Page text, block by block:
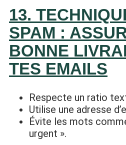
13.
SPAM :
BONNE
TES EMAILS
Respecte un ratio
Utilise une adresse
Évite les mots
urgent ».